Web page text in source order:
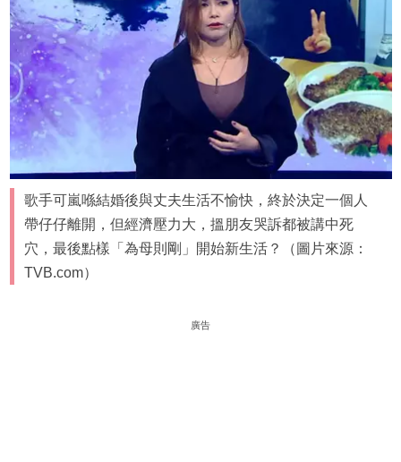
歌手可嵐喺結婚後與丈夫生活不愉快，終於決定一個人
帶仔仔離開，但經濟壓力大，搵朋友哭訴都被講中死
穴，最後點樣「為母則剛」開始新生活？（圖片來源：
TVB.com）
廣告